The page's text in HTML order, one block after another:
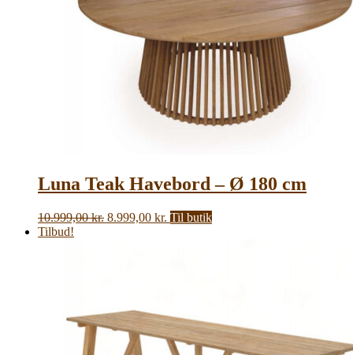
Luna Teak Havebord – Ø 180 cm
10.999,00kr. Den
8.999,00 kr. Den
Til butik
Tilbud!